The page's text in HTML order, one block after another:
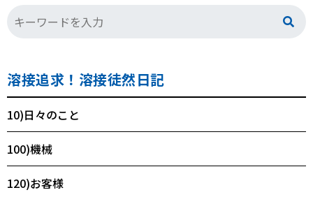
溶接追求！溶接徒然日記
10)日々のこと
100)機械
120)お客様